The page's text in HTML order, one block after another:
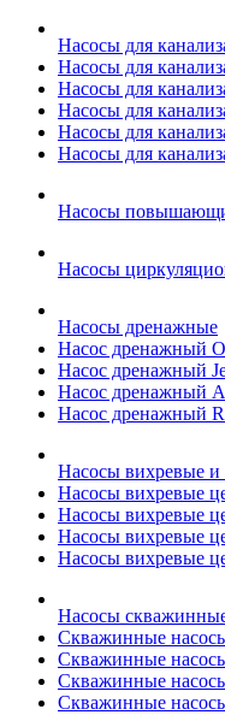
Насосы для
Насосы для
Насосы для
Насосы для
Насосы для
Насосы для
Насосы
Насосы
Насосы дренажные
Насос дренажный
Насос дренажный
Насос дренажный
Насос дренажный
Насосы вихревые
Насосы вихревые
Насосы вихревые
Насосы вихревые
Насосы вихревые
Насосы
Скважинные
Скважинные
Скважинные
Cкважинные